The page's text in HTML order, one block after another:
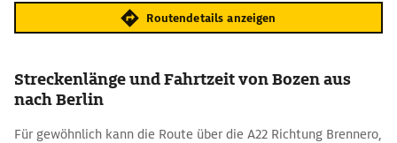
Routendetails anzeigen
Streckenlänge und Fahrtzeit von Bozen aus
nach Berlin
Für gewöhnlich kann die Route über die A22 Richtung Brennero,